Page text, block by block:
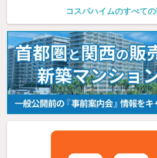
コスパハイムのすべて